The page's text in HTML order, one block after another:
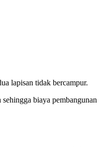
lapisan tidak bercampur.
biaya pembangunan